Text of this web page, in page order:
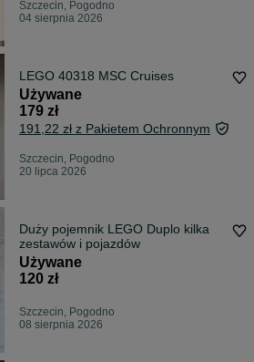
Szczecin, Pogodno
04 sierpnia 2026
LEGO 40318 MSC Cruises
Używane
179 zł
191,22 zł z Pakietem Ochronnym
Szczecin, Pogodno
20 lipca 2026
Duży pojemnik LEGO Duplo kilka
zestawów i pojazdów
Używane
120 zł
Szczecin, Pogodno
08 sierpnia 2026